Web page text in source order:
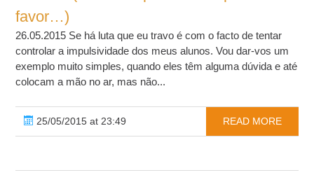
favor…)
26.05.2015 Se há luta que eu travo é com o facto de tentar
controlar a impulsividade dos meus alunos. Vou dar-vos um
exemplo muito simples, quando eles têm alguma dúvida e até
colocam a mão no ar, mas não...
25/05/2015 at 23:49 READ MORE